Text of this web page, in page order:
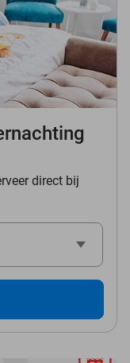
direct bij